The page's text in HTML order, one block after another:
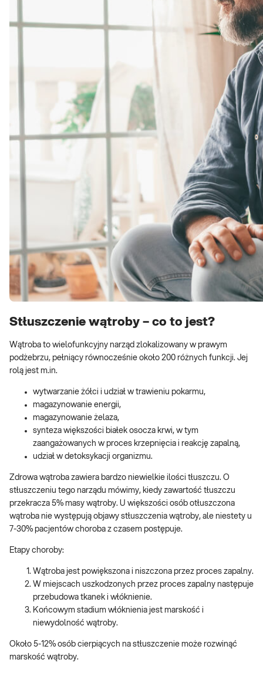
Stłuszczenie wątroby – co to jest?
Wątroba to wielofunkcyjny narząd zlokalizowany w prawym
podżebrzu, pełniący równocześnie około 200 różnych funkcji. Jej
rolą jest m.in.
wytwarzanie żółci i udział w trawieniu pokarmu,
magazynowanie energii,
magazynowanie żelaza,
synteza większości białek osocza krwi, w tym
zaangażowanych w proces krzepnięcia i reakcję zapalną,
udział w detoksykacji organizmu.
Zdrowa wątroba zawiera bardzo niewielkie ilości tłuszczu. O
stłuszczeniu tego narządu mówimy, kiedy zawartość tłuszczu
przekracza 5% masy wątroby. U większości osób otłuszczona
wątroba nie występują objawy stłuszczenia wątroby, ale niestety u
7-30% pacjentów choroba z czasem postępuje.
Etapy choroby:
Wątroba jest powiększona i niszczona przez proces zapalny.
W miejscach uszkodzonych przez proces zapalny następuje
przebudowa tkanek i włóknienie.
Końcowym stadium włóknienia jest marskość i
niewydolność wątroby.
Około 5-12% osób cierpiących na stłuszczenie może rozwinąć
marskość wątroby.